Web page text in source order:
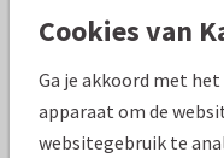
Cookies van
Ga je akkoord met
apparaat om de
websitegebruik te